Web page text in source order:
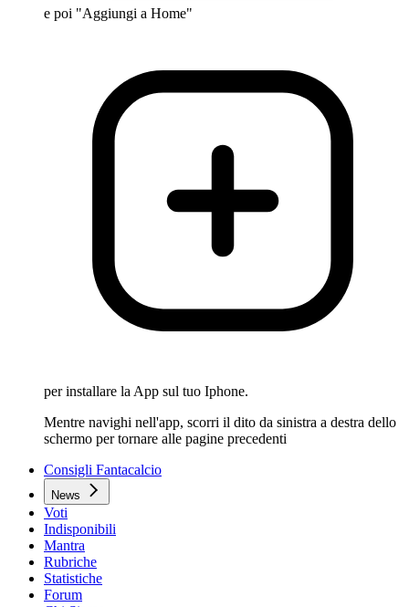
e poi "Aggiungi a Home"
per installare la App sul tuo Iphone.
Mentre navighi nell'app, scorri il dito da sinistra a destra dello
schermo per tornare alle pagine precedenti
Consigli Fantacalcio
News
Voti
Indisponibili
Mantra
Rubriche
Statistiche
Forum